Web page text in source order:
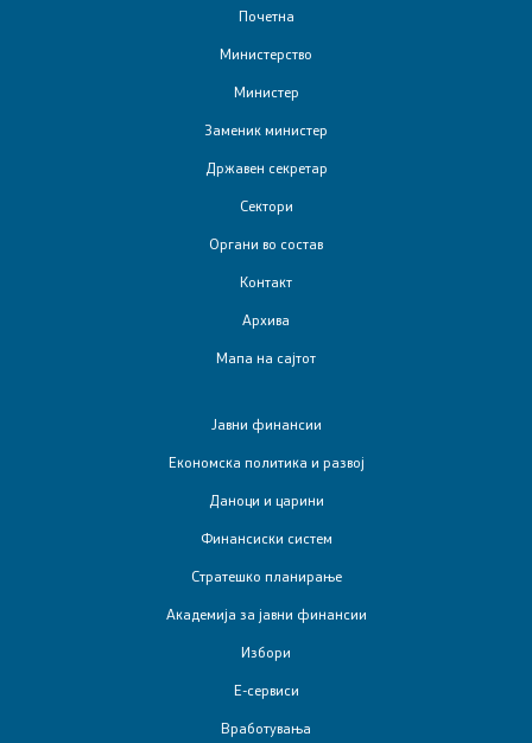
Со еден клик до сите услуги
Почетна
Министерство
Министер
Заменик министер
Државен секретар
Сектори
Органи во состав
Контакт
Архива
Мапа на сајтот
Јавни финансии
Економска политика и развој
Даноци и царини
Финансиски систем
Стратешко планирање
Академија за јавни финансии
Избори
Е-сервиси
Вработувања